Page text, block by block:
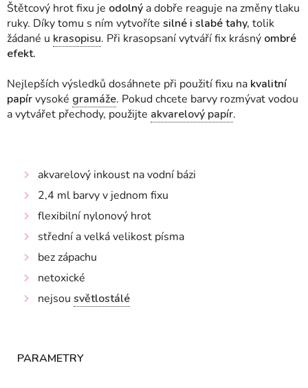
Štětcový hrot fixu je odolný a dobře reaguje na změny tlaku
ruky. Díky tomu s ním vytvoříte silné i slabé tahy, tolik
žádané u krasopisu. Při krasopsaní vytváří fix krásný ombré
efekt.
Nejlepších výsledků dosáhnete při použití fixu na kvalitní
papírvysoké gramáže. Pokud chcete barvy rozmývat vodou
a vytvářet přechody, použijte akvarelový papír.
akvarelový inkoust na vodní bázi
2,4 ml barvy v jednom fixu
flexibilní nylonový hrot
střední a velká velikost písma
bez zápachu
netoxické
nejsou světlostálé